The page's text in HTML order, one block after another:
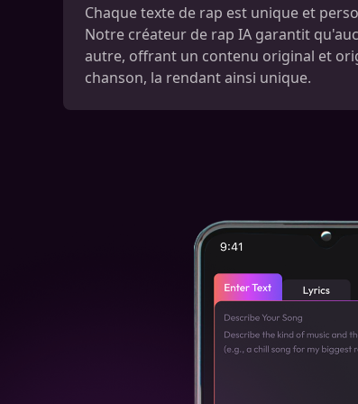
Chaque texte de rap est unique et
Notre créateur de rap IA garantit
autre, offrant un contenu original et
chanson, la rendant ainsi unique.